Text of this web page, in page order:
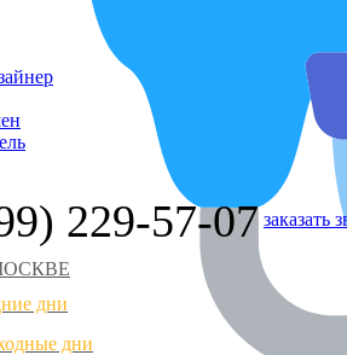
229-57-07 заказать
дни
дни